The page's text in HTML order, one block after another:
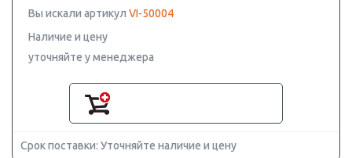
Вы искали артикул VI-50004
Наличие и цену
уточняйте у менеджера
Срок поставки: Уточняйте наличие и цену